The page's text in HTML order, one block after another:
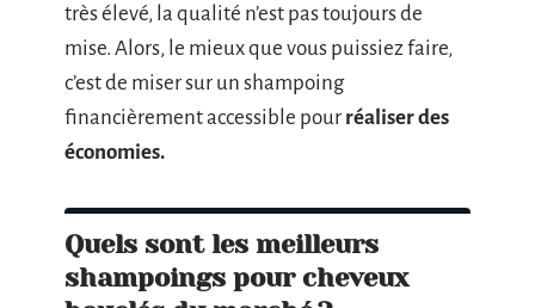
très élevé, la qualité n’est pas toujours de
mise. Alors, le mieux que vous puissiez faire,
c’est de miser sur un shampoing
financièrement accessible pour réaliser des
économies.
Quels sont les meilleurs
shampoings pour cheveux